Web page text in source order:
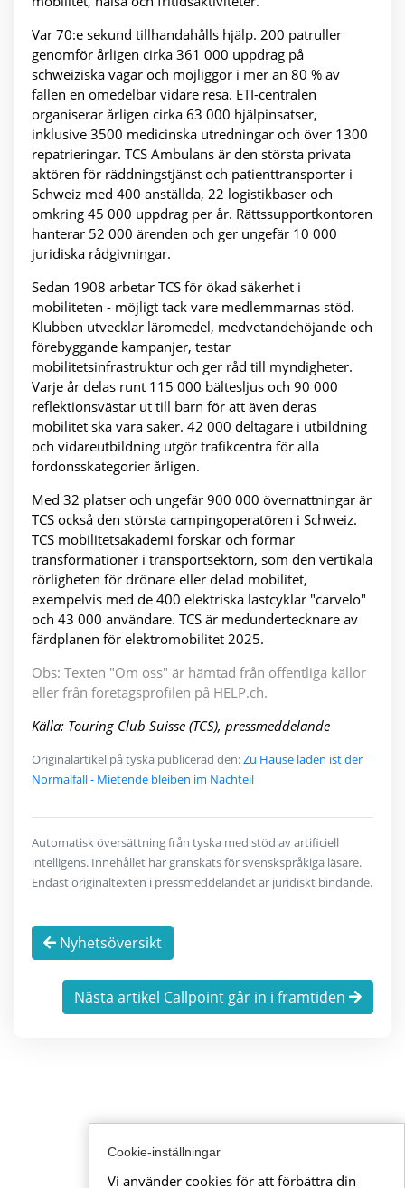
Var 70:e sekund tillhandahålls hjälp. 200 patruller
genomför årligen cirka 361 000 uppdrag på
schweiziska vägar och möjliggör i mer än 80 % av
fallen en omedelbar vidare resa. ETI-centralen
organiserar årligen cirka 63 000 hjälpinsatser,
inklusive 3500 medicinska utredningar och över 1300
repatrieringar. TCS Ambulans är den största privata
aktören för räddningstjänst och patienttransporter i
Schweiz med 400 anställda, 22 logistikbaser och
omkring 45 000 uppdrag per år. Rättssupportkontoren
hanterar 52 000 ärenden och ger ungefär 10 000
juridiska rådgivningar.
Sedan 1908 arbetar TCS för ökad säkerhet i
mobiliteten - möjligt tack vare medlemmarnas stöd.
Klubben utvecklar läromedel, medvetandehöjande och
förebyggande kampanjer, testar
mobilitetsinfrastruktur och ger råd till myndigheter.
Varje år delas runt 115 000 bältesljus och 90 000
reflektionsvästar ut till barn för att även deras
mobilitet ska vara säker. 42 000 deltagare i utbildning
och vidareutbildning utgör trafikcentra för alla
fordonsskategorier årligen.
Med 32 platser och ungefär 900 000 övernattningar är
TCS också den största campingoperatören i Schweiz.
TCS mobilitetsakademi forskar och formar
transformationer i transportsektorn, som den vertikala
rörligheten för drönare eller delad mobilitet,
exempelvis med de 400 elektriska lastcyklar "carvelo"
och 43 000 användare. TCS är medundertecknare av
färdplanen för elektromobilitet 2025.
Obs: Texten "Om oss" är hämtad från offentliga källor
eller från företagsprofilen på HELP.ch.
Källa: Touring Club Suisse (TCS), pressmeddelande
Originalartikel på tyska publicerad den:Zu Hause laden ist der
Normalfall - Mietende bleiben im Nachteil
Automatisk översättning från tyska med stöd av artificiell
intelligens. Innehållet har granskats för svenskspråkiga läsare.
Endast originaltexten i pressmeddelandet är juridiskt bindande.
Nyhetsöversikt
Nästa artikel Callpoint går in i framtiden
Cookie-inställningar
Vi använder cookies för att förbättra din